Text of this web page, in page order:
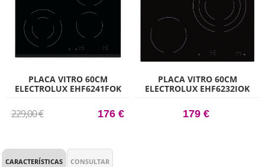
PLACA VITRO 60CM
ELECTROLUX EHF6241FOK
DE COCCIÓN
229,00 € 176 €
PLACA VITRO 60CM
ELECTROLUX EHF6232IOK
DE COCCIÓN ZONA TRIPLE
179 €
CARACTERÍSTICAS CONSULTAR